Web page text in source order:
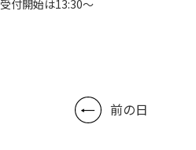
受付開始は13:30～
前の日